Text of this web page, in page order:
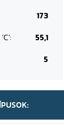
173
55,1
5